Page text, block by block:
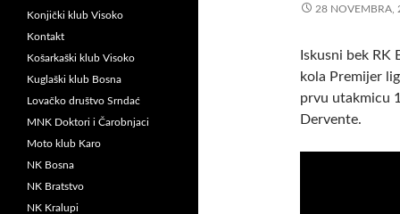
28 NOVEMBRA,
Iskusni bek RK
kola Premijer
prvu utakmicu
Dervente.
Konjički klub Visoko
Kontakt
Košarkaški klub Visoko
Kuglaški klub Bosna
Lovačko društvo Srndać
MNK Doktori i Čarobnjaci
Moto klub Karo
NK Bosna
NK Bratstvo
NK Kralupi